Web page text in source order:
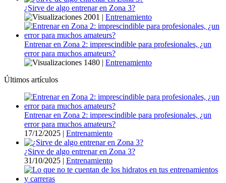
¿Sirve de algo entrenar en Zona 3?
2001 | Entrenamiento
Entrenar en Zona 2: imprescindible para profesionales, ¿un
error para muchos amateurs?
1480 | Entrenamiento
Últimos artículos
Entrenar en Zona 2: imprescindible para profesionales, ¿un
error para muchos amateurs?
17/12/2025 | Entrenamiento
¿Sirve de algo entrenar en Zona 3?
31/10/2025 | Entrenamiento